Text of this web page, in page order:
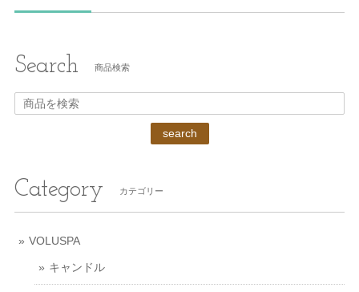
Search 商品検索
search
Category カテゴリー
VOLUSPA
キャンドル